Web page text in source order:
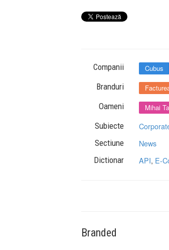
Companii Cubus
Branduri
Oameni Mihai
Subiecte
Sectiune News
Dictionar API, E-
Branded